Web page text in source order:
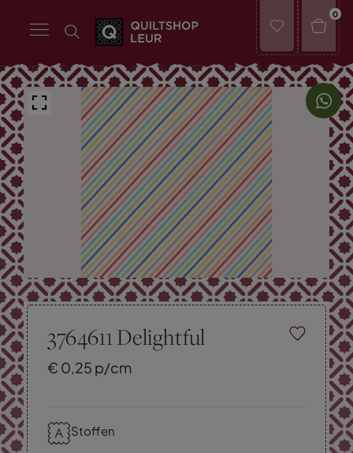
0
3764611 Delightful
€ 0,25 p/cm
Stoffen